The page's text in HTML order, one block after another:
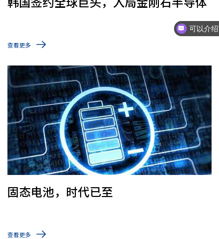
查看更多
固态电池，时代已至
查看更多
你们